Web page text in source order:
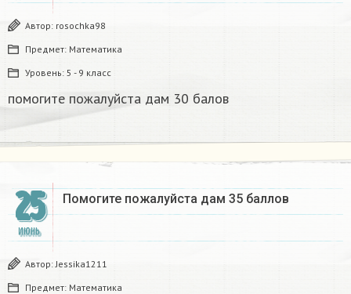
Автор: rosochka98
Предмет: Математика
Уровень: 5 - 9 класс
помогите пожалуйста дам 30 балов​
25
ИЮНЬ
Помогите пожалуйста дам 35 баллов ​
Автор: Jessika1211
Предмет: Математика